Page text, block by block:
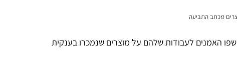
מכתב התביעה
האמנים לעבודות שלהם על מוצרים שנמכרו בענקית